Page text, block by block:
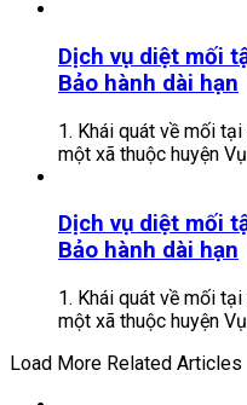
Dịch vụ diệt mối
Bảo hành dài hạn
1. Khái quát về mối tại
một xã thuộc huyện
Dịch vụ diệt mối
Bảo hành dài hạn
1. Khái quát về mối tại
một xã thuộc huyện
Load More Related Articles